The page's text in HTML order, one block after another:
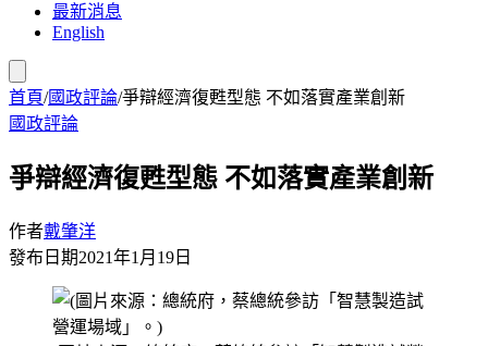
最新消息
English
首頁/國政評論/爭辯經濟復甦型態 不如落實產業創新
國政評論
爭辯經濟復甦型態 不如落實產業創新
作者戴肇洋
發布日期2021年1月19日